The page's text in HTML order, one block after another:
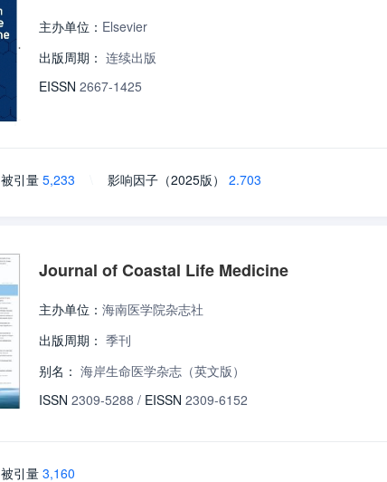
主办单位： Elsevier
出版周期： 连续出版
EISSN 2667-1425
被引量 5,233 影响因子（2025版） 2.703
Journal of Coastal Life Medicine
主办单位： 海南医学院杂志社
出版周期： 季刊
别名： 海岸生命医学杂志（英文版）
ISSN 2309-5288 / EISSN 2309-6152
被引量 3,160